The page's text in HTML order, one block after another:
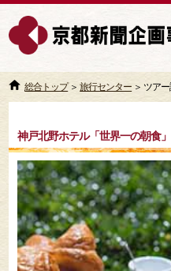
総合トップ＞旅行センター ＞ ツア
神戸北野ホテル「世界一の朝食